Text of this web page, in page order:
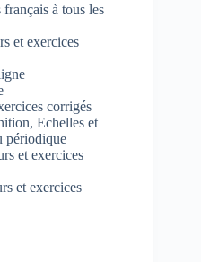
à tous les
et exercices
corrigés
Echelles et
périodique
et exercices
et exercices